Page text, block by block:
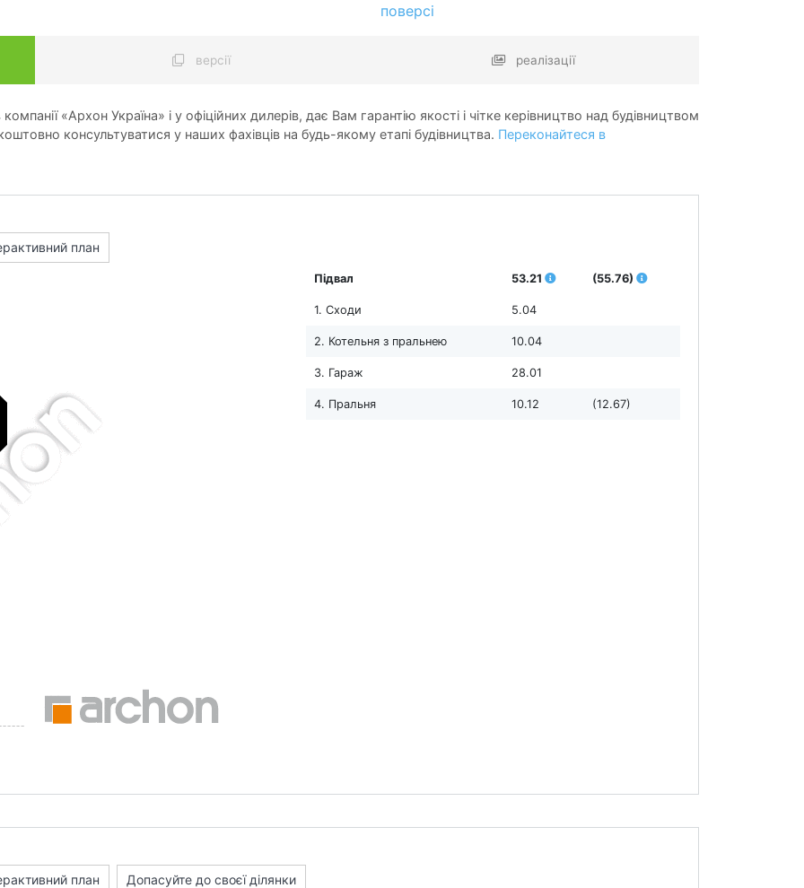
поверсі
версії реалізації
«Архон Україна» і у офіційних дилерів, дає Вам гарантію якості і чітке керівництво над будівництвом
консультуватися у наших фахівців на будь-якому етапі будівництва. Переконайтеся в
план
Підвал 53.21 (55.76)
1. Сходи 5.04
2. Котельня з пральнею 10.04
3. Гараж 28.01
4. Пральня 10.12 (12.67)
план Допасуйте до своєї ділянки